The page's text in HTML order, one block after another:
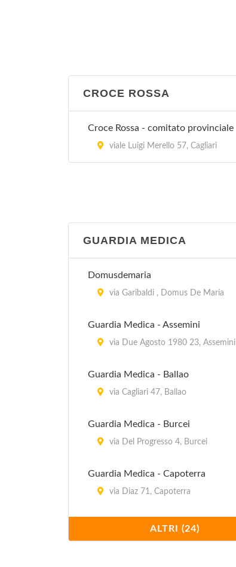
CROCE ROSSA
Croce Rossa - comitato provinciale
viale Luigi Merello 57, Cagliari
GUARDIA MEDICA
Domusdemaria
via Garibaldi , Domus De Maria
Guardia Medica - Assemini
via Due Agosto 1980 23, Assemini
Guardia Medica - Ballao
via Cagliari 47, Ballao
Guardia Medica - Burcei
via Del Progresso 4, Burcei
Guardia Medica - Capoterra
via Diaz 71, Capoterra
Guardia Medica - Decimomannu
via Stazione , Decimomannu
ALTRI (24)